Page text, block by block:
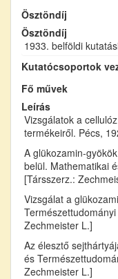
Ösztöndíj
Ösztöndíj
1933. belföldi
Kutatócsoportok
Fő művek
Leírás
Vizsgálatok a
termékeiről. Pécs,
A glükozamin-
belül. Mathematikai
[Társszerz.:
Vizsgálat a
Zechmeister L.]
Az élesztő
és
Zechmeister L.]